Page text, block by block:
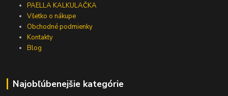
PAELLA KALKULAČKA
Všetko o nákupe
Obchodné podmienky
Kontakty
Blog
Najobľúbenejšie kategórie